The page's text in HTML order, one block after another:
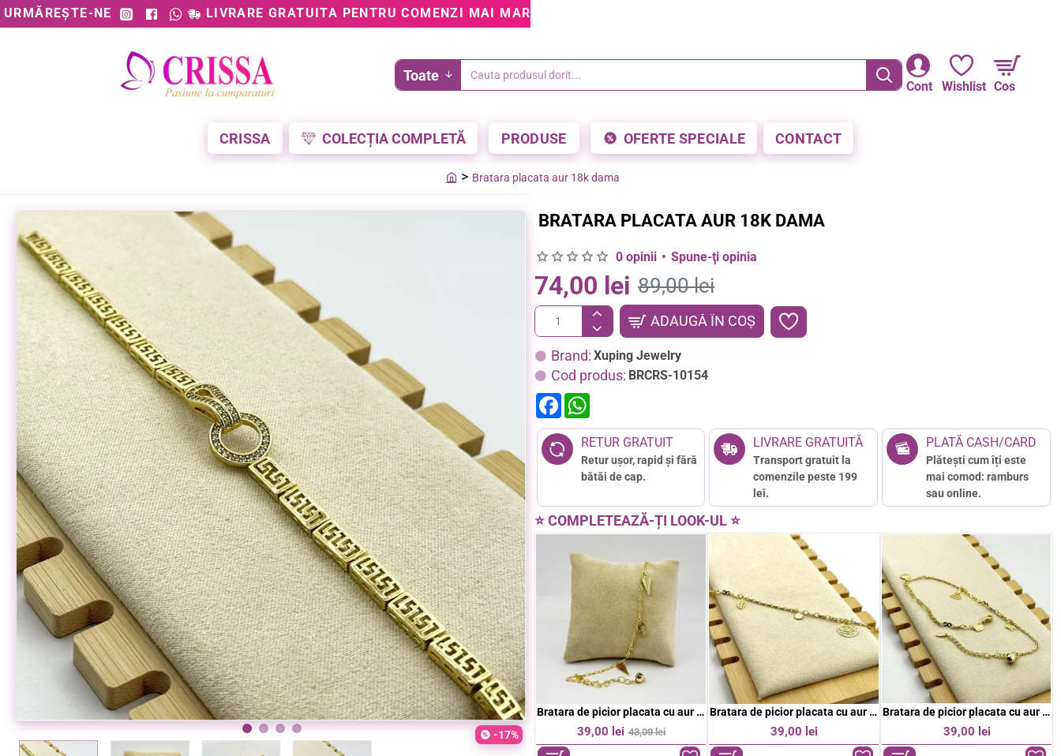
URMĂREȘTE-NE LIVRARE GRATUITA PENTRU COMENZI MAI MARI DE 199 LEI • 5% REDUCERE LA PLATA CU CARDUL
Cont Wishlist Cos
Toate
Cauta
CRISSA COLECȚIA COMPLETĂ PRODUSE OFERTE SPECIALE CONTACT
Bratara placata aur 18k dama
-17%
BRATARA PLACATA AUR 18K DAMA
Brand: Xuping Jewelry
Cod produs: BRCRS-10154
0 opinii • Spune-ţi opinia
74,00 lei 89,00 lei
ADAUGĂ ÎN COŞ
F
a
e
b
o
t
s
A
p
RETUR GRATUIT
Retur ușor, rapid și fără
bătăi de cap.
LIVRARE GRATUITĂ
Transport gratuit la
comenzile peste 199
lei.
PLATĂ CASH/CARD
Plătești cum îți este
mai comod: ramburs
sau online.
⭐ COMPLETEAZĂ-ȚI LOOK-UL ⭐
-9%Bratara de picior placata cu aur 18k
39,00 lei
Bratara de picior placata cu aur 18k
39,00 lei
Bratara de picior placata cu aur 18k
39,00 lei
-9% Brățară de picior placată cu aur 18K model lant fin
39,00 lei 43,00 lei
Brățară fixa placată cu aur 18K cu zirconii stralucitoare si detalii feminine rafinate
89,00 lei
NOU Brățară fixa placată cu aur 18K design modern de forma unui cui decorata cu cristale stralucitoare
84,00 lei